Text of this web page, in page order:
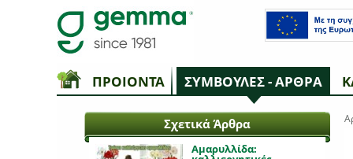
ΠΡΟΙΟΝΤΑ ΣΥΜΒΟΥΛΕΣ - ΑΡΘΡΑ
Σχετικά Άρθρα
Αμαρυλλίδα: